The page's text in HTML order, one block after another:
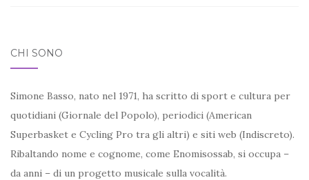
CHI SONO
Simone Basso, nato nel 1971, ha scritto di sport e cultura per
quotidiani (Giornale del Popolo), periodici (American
Superbasket e Cycling Pro tra gli altri) e siti web (Indiscreto).
Ribaltando nome e cognome, come Enomisossab, si occupa –
da anni – di un progetto musicale sulla vocalità.